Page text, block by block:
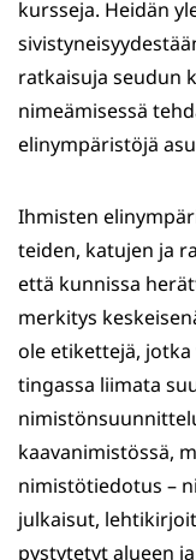
kursseja. Heidän
ratkaisuja seudun
nimeämisessä
elinympäristöjä
Ihmisten
teiden, katujen ja
että kunnissa
merkitys
ole etikettejä,
tingassa liimata
kaavanimistössä,
nimistötiedotus –
julkaisut,
pystytetyt alueen